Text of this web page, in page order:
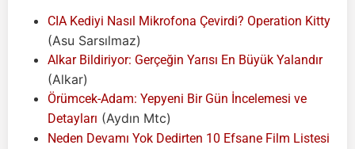
CIA Kediyi Nasıl Mikrofona Çevirdi? Operation Kitty
(Asu Sarsılmaz)
Alkar Bildiriyor: Gerçeğin Yarısı En Büyük Yalandır
(Alkar)
Örümcek-Adam: Yepyeni Bir Gün İncelemesi ve
Detayları (Aydın Mtc)
Neden Devamı Yok Dedirten 10 Efsane Film Listesi